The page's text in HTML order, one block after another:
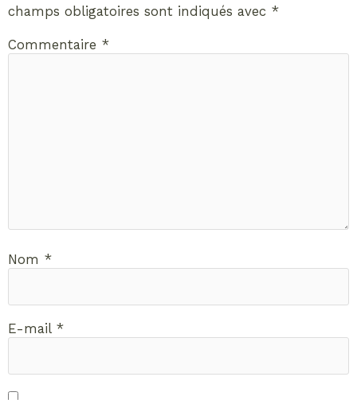
champs obligatoires sont indiqués avec *
Commentaire *
Nom *
E-mail *